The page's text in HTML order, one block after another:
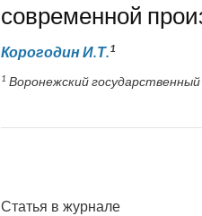
современной
Корогодин И.Т.1
1 Воронежский
Статья в журнале